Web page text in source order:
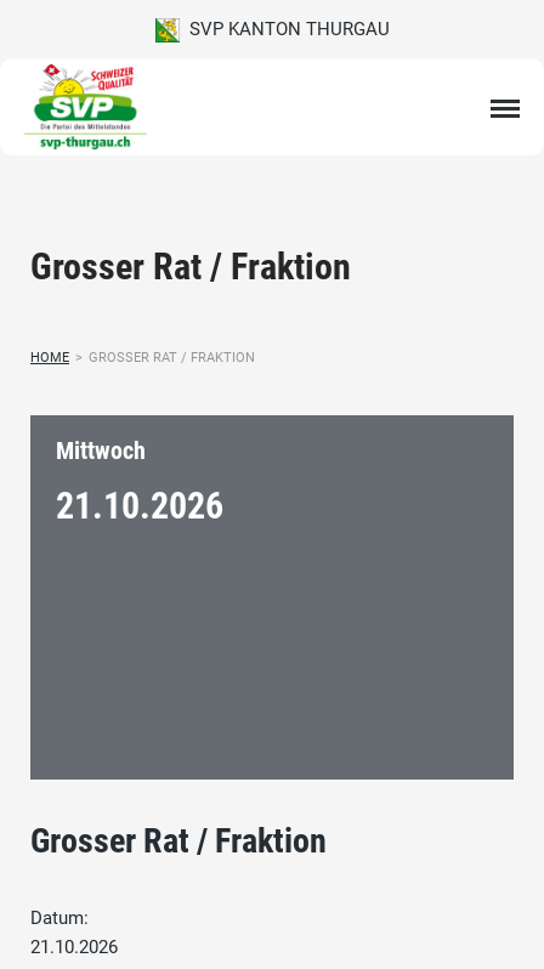
SVP KANTON THURGAU
Grosser Rat / Fraktion
HOME > GROSSER RAT / FRAKTION
Mittwoch
21.10.2026
Grosser Rat / Fraktion
Datum:
21.10.2026